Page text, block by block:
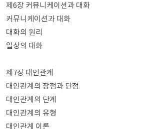
제6장 커뮤니케이션과 대화
커뮤니케이션과 대화
대화의 원리
일상의 대화
제7장 대인관계
대인관계의 장점과 단점
대인관계의 단계
대인관계의 유형
대인관계 이론